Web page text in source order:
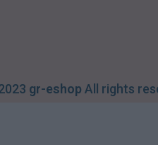
gr-eshop All rights